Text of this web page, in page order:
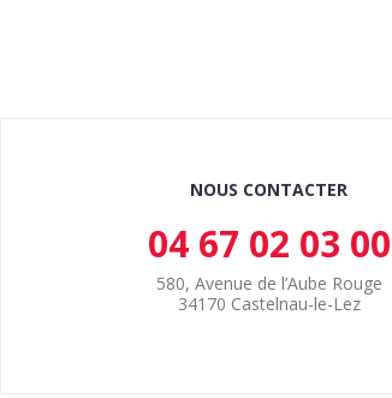
NOUS CONTACTER
04 67 02 03 00
580, Avenue de l’Aube Rouge
34170 Castelnau-le-Lez